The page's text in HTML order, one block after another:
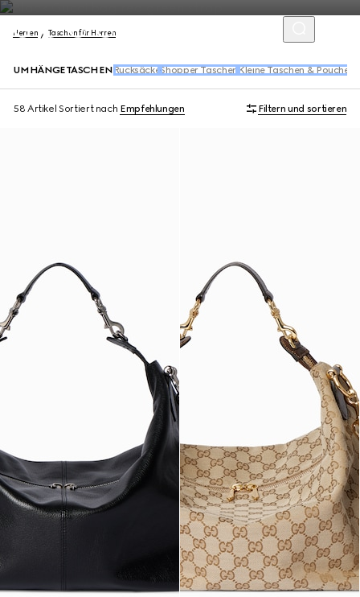
Herren Taschen für Herren
UMHÄNGETASCHEN RucksäckeShopper Taschen Kleine Taschen & Pouches
58 Artikel Sortiert nach Empfehlungen Filtern und sortieren